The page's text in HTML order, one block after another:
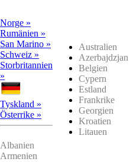
Norge »
Rumänien »
San Marino »
Schweiz »
Storbritannien
»
Tyskland »
Österrike »
Albanien
Armenien
Australien
Azerbajdzjan
Belgien
Cypern
Estland
Frankrike
Georgien
Kroatien
Litauen